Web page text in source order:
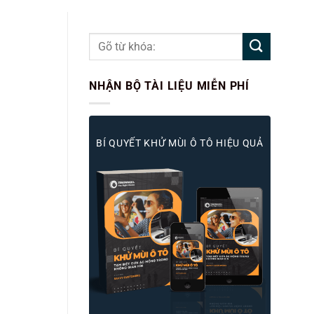
NHẬN BỘ TÀI LIỆU MIỄN PHÍ
BÍ QUYẾT KHỬ MÙI Ô TÔ HIỆU QUẢ